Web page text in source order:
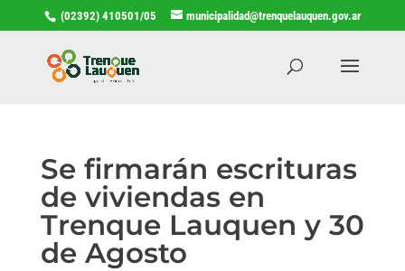
(02392) 410501/05 municipalidad@trenquelauquen.gov.ar
Se firmarán escrituras
de viviendas en
Trenque Lauquen y 30
de Agosto